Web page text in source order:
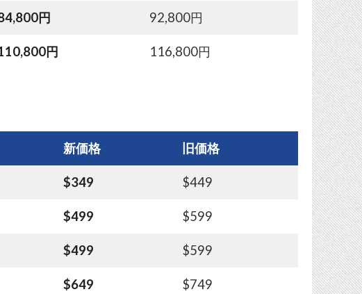
円 92,800円
円 116,800円
新価格 旧価格
$349 $449
$499 $599
$499 $599
$649 $749